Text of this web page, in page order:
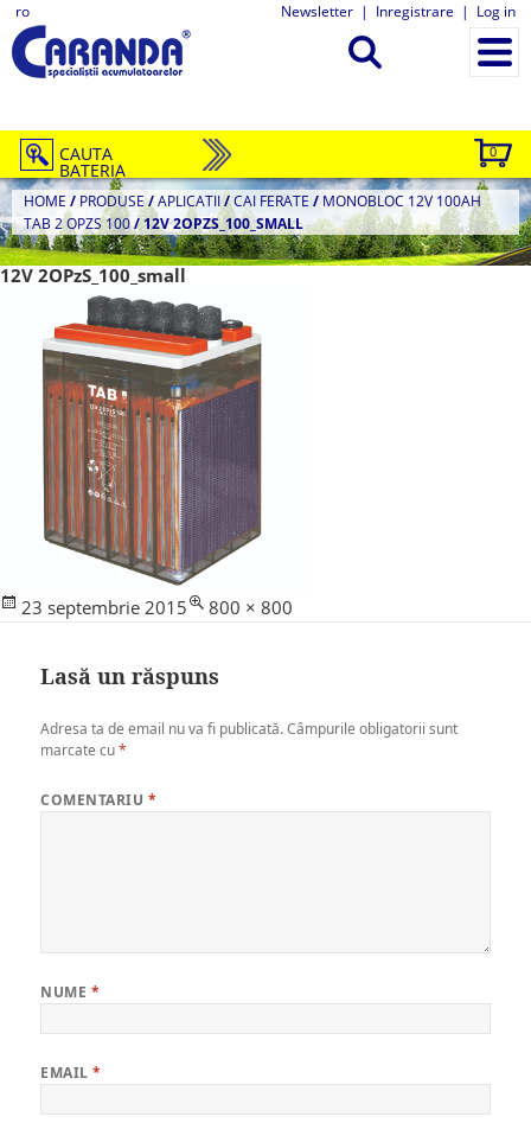
ro Newsletter | Inregistrare | Log in
0
CAUTA
BATERIA
HOME / PRODUSE/APLICATII/CAI FERATE / MONOBLOC 12V 100AH
TAB 2 OPZS 100/12V 2OPZS_100_SMALL
12V 2OPzS_100_small
Posted
23 septembrie 2015
Full
800 × 800
Lasă un răspuns
Adresa ta de email nu va fi publicată. Câmpurile obligatorii sunt
marcate cu*
COMENTARIU *
NUME *
EMAIL*